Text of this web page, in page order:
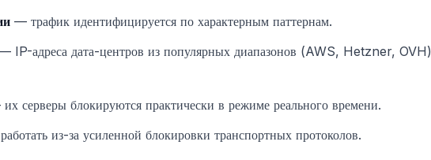
— трафик идентифицируется по характерным паттернам.
IP-адреса дата-центров из популярных диапазонов (AWS, Hetzner, OVH)
серверы блокируются практически в режиме реального времени.
из-за усиленной блокировки транспортных протоколов.